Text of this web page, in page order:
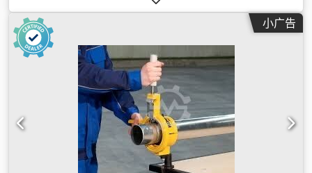
小广告